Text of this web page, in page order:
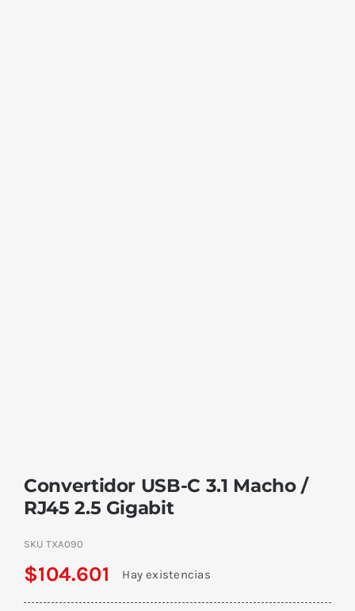
Convertidor USB-C 3.1 Macho /
RJ45 2.5 Gigabit
SKU TXA090
$104.601 Hay existencias